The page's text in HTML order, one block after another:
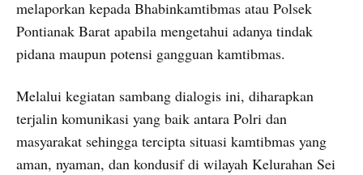
melaporkan kepada Bhabinkamtibmas atau Polsek
Pontianak Barat apabila mengetahui adanya tindak
pidana maupun potensi gangguan kamtibmas.
Melalui kegiatan sambang dialogis ini, diharapkan
terjalin komunikasi yang baik antara Polri dan
masyarakat sehingga tercipta situasi kamtibmas yang
aman, nyaman, dan kondusif di wilayah Kelurahan Sei